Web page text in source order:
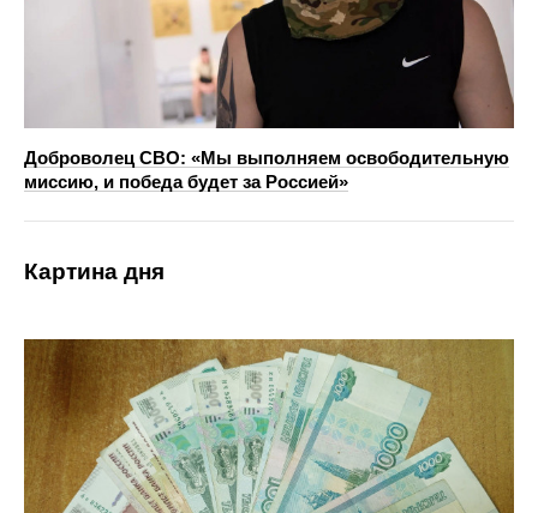
Доброволец СВО: «Мы выполняем освободительную
миссию, и победа будет за Россией»
Картина дня